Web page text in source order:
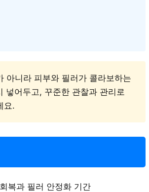
아니라 피부와 필러가 콜라보하는
넣어두고, 꾸준한 관찰과 관리로
요.
복과 필러 안정화 기간